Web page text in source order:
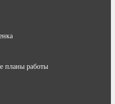
планы работы